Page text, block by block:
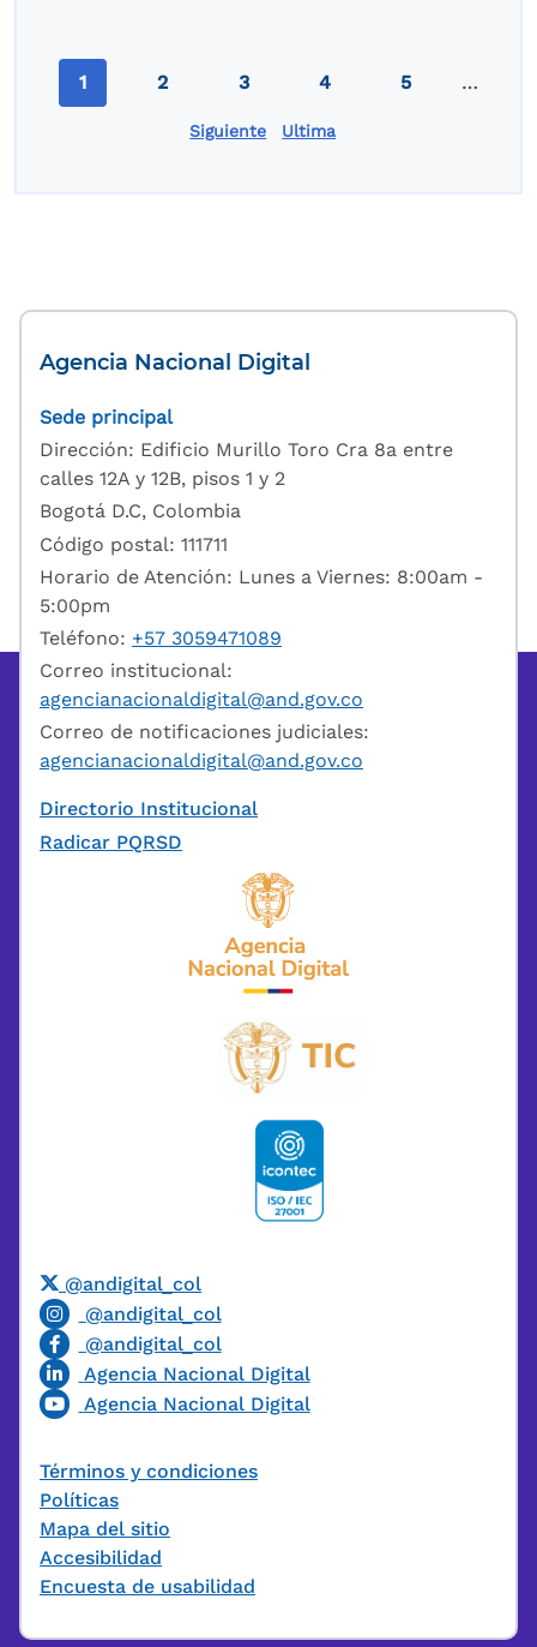
Página actual
1
Page
2
Page
3
Page
4
Page
5 …
Siguiente
Última página
Ultima
Agencia Nacional Digital
Sede principal
Dirección: Edificio Murillo Toro Cra 8a entre
calles 12A y 12B, pisos 1 y 2
Bogotá D.C, Colombia
Código postal: 111711
Horario de Atención: Lunes a Viernes: 8:00am -
5:00pm
Teléfono: +57 3059471089
Correo institucional:
agencianacionaldigital@and.gov.co
Correo de notificaciones judiciales:
agencianacionaldigital@and.gov.co
Directorio Institucional
Radicar PQRSD
@andigital_col
@andigital_col
@andigital_col
Agencia Nacional Digital
Agencia Nacional Digital
Términos y condiciones
Políticas
Mapa del sitio
Accesibilidad
Encuesta de usabilidad